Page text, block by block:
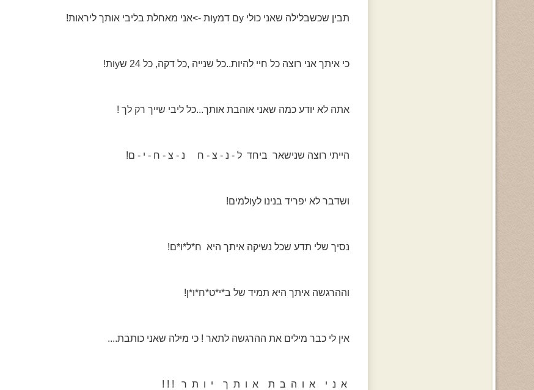
תבין שכשבלילה שאני כולי yם דמyות ->אני מאחלת בליבי אותך ליראות!
כי איתך אני רוצה כל חיי להיות..כל שנייה ,כל דקה, כל 24 שyות!
אתה לא יודע כמה שאני אוהבת אותך...כל ליבי שייך רק לך !
הייתי רוצה שנישאר ביחד ל - נ - צ - ח נ - צ - ח - י - ם!
ושדבר לא יפריד בנינו לyולמים!
נסיך שלי תדע שכל נשיקה איתך היא ח*ל*ו*ם!
וההרגשה איתך היא תמיד של ב*י*ט*ח*ו*ן!
אין לי כבר מילים את ההרגשה לתאר ! כי מילה שאני כותבת....
א נ י א ו ה ב ת א ו ת ך י ו ת ר ! ! !